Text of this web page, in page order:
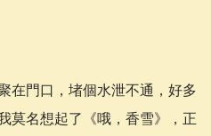
在門口，堵個水泄不通，好多
莫名想起了《哦，香雪》，正